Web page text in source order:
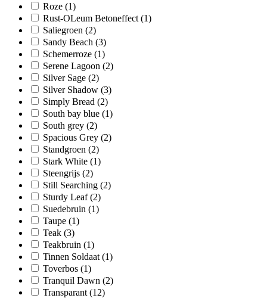
Roze (1)
Rust-OLeum Betoneffect (1)
Saliegroen (2)
Sandy Beach (3)
Schemerroze (1)
Serene Lagoon (2)
Silver Sage (2)
Silver Shadow (3)
Simply Bread (2)
South bay blue (1)
South grey (2)
Spacious Grey (2)
Standgroen (2)
Stark White (1)
Steengrijs (2)
Still Searching (2)
Sturdy Leaf(2)
Suedebruin (1)
Taupe (1)
Teak (3)
Teakbruin (1)
Tinnen Soldaat (1)
Toverbos (1)
Tranquil Dawn (2)
Transparant (12)